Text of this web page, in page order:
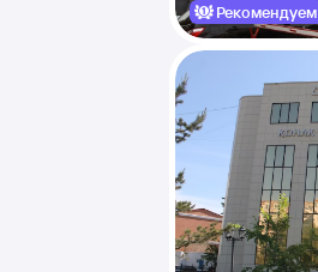
Рекомендуем